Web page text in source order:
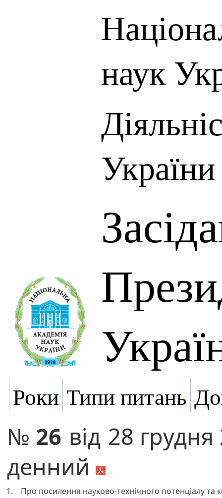
наук
України
Роки Типи питань
№ 26 від 28 грудня
денний
1. Про посилення науково-технічного потенціалу та